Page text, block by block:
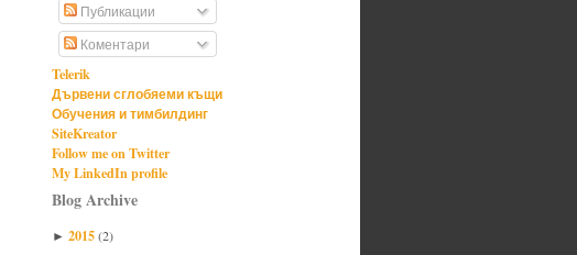
Публикации
Коментари
Telerik
Дървени сглобяеми къщи
Обучения и тимбилдинг
SiteKreator
Follow me on Twitter
My LinkedIn profile
Blog Archive
► 2015(2)